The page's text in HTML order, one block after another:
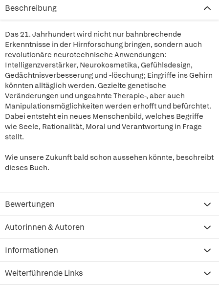
Beschreibung
Das 21. Jahrhundert wird nicht nur bahnbrechende
Erkenntnisse in der Hirnforschung bringen, sondern auch
revolutionäre neurotechnische Anwendungen:
Intelligenzverstärker, Neurokosmetika, Gefühlsdesign,
Gedächtnisverbesserung und -löschung; Eingriffe ins Gehirn
könnten alltäglich werden. Gezielte genetische
Veränderungen und ungeahnte Therapie-, aber auch
Manipulationsmöglichkeiten werden erhofft und befürchtet.
Dabei entsteht ein neues Menschenbild, welches Begriffe
wie Seele, Rationalität, Moral und Verantwortung in Frage
stellt.
Wie unsere Zukunft bald schon aussehen könnte, beschreibt
dieses Buch.
Bewertungen
Autorinnen & Autoren
Informationen
Weiterführende Links